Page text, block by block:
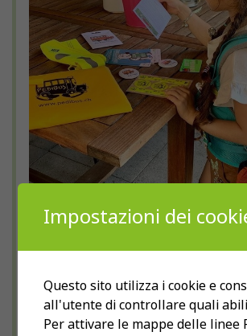
Dopo aver salito tante
2020, quest’estate la
Danna e papà Flavio,
Via Francigena, percorso che
Impostazioni dei
Questo sito utilizza i cookie e
all'utente di controllare quali
Per attivare le mappe delle linee